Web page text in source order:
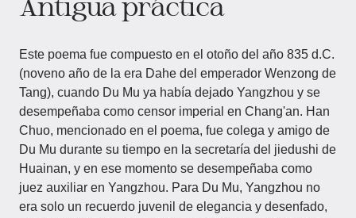
Este poema fue compuesto en el otoño del año 835 d.C.
(noveno año de la era Dahe del emperador Wenzong de
Tang), cuando Du Mu ya había dejado Yangzhou y se
desempeñaba como censor imperial en Chang'an. Han
Chuo, mencionado en el poema, fue colega y amigo de
Du Mu durante su tiempo en la secretaría del jiedushi de
Huainan, y en ese momento se desempeñaba como
juez auxiliar en Yangzhou. Para Du Mu, Yangzhou no
era solo un recuerdo juvenil de elegancia y desenfado,